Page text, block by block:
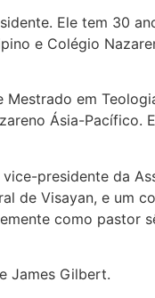
Ele tem 30
e Colégio
Mestrado em
Ásia-Pacífico.
presidente da
de Visayan, e um
como pastor
James Gilbert.